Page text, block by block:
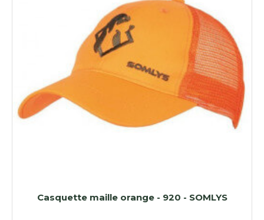
Casquette maille orange - 920 - SOMLYS